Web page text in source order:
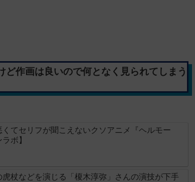
作画は良いので何となく見られてしまう
てセリフが聞こえないクソアニメ『ヘルモー
ボ】
杖などを演じる「榎木淳弥」さんの演技が下手